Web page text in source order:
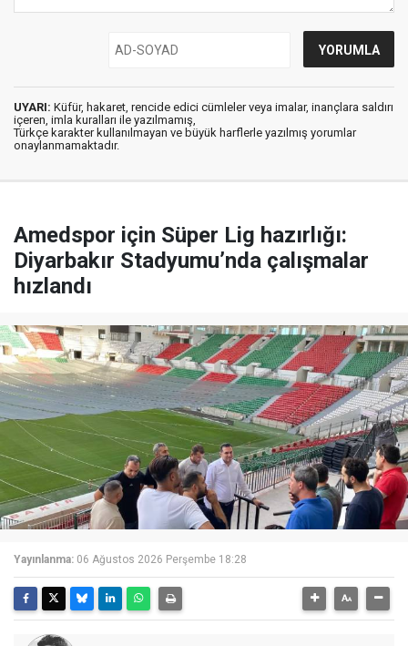
UYARI: Küfür, hakaret, rencide edici cümleler veya imalar, inançlara saldırı
içeren, imla kuralları ile yazılmamış,
Türkçe karakter kullanılmayan ve büyük harflerle yazılmış yorumlar
onaylanmamaktadır.
Amedspor için Süper Lig hazırlığı:
Diyarbakır Stadyumu’nda çalışmalar
hızlandı
Yayınlanma: 06 Ağustos 2026 Perşembe 18:28